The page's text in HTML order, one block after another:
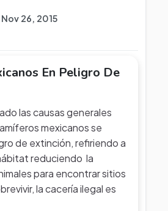
26, 2015
En Peligro De
las causas generales
mexicanos se
de extinción, refiriendo a
reduciendo la
para encontrar sitios
la cacería ilegal es